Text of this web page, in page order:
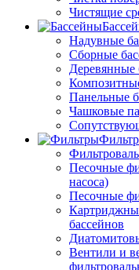
Чистящие
Надувные
Сборные
Деревянные
Панельные
Чашковые
Песочные
насоса)
Песочные
бассейнов
Вентили и